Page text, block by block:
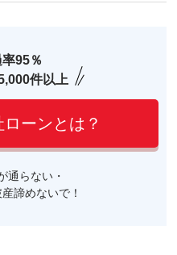
95％
件以上
ーンとは？
通らない・
諦めないで！